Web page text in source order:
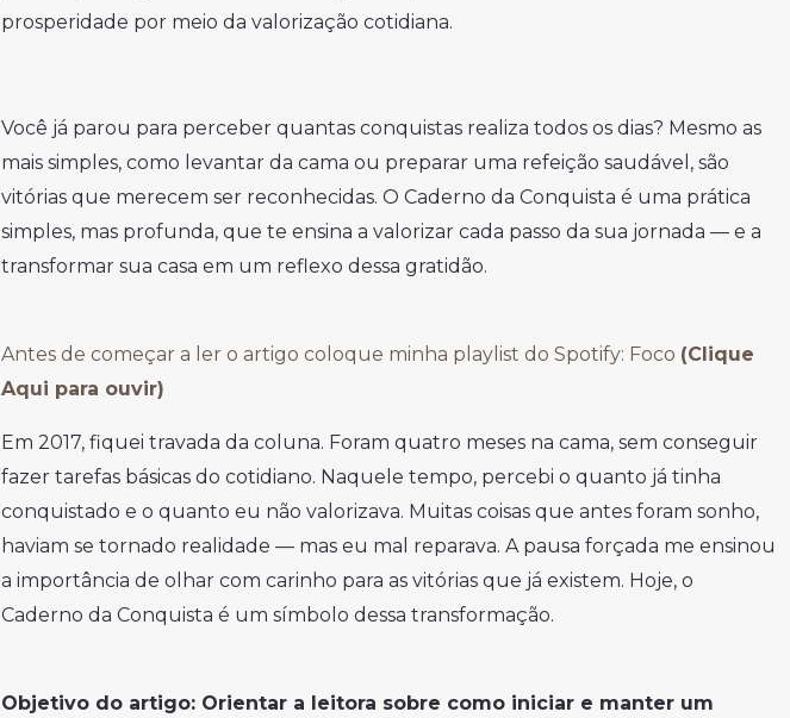
prosperidade por meio da valorização cotidiana.
Você já parou para perceber quantas conquistas realiza todos os dias? Mesmo as
mais simples, como levantar da cama ou preparar uma refeição saudável, são
vitórias que merecem ser reconhecidas. O Caderno da Conquista é uma prática
simples, mas profunda, que te ensina a valorizar cada passo da sua jornada — e a
transformar sua casa em um reflexo dessa gratidão.
Antes de começar a ler o artigo coloque minha playlist do Spotify: Foco (Clique
Aqui para ouvir)
Em 2017, fiquei travada da coluna. Foram quatro meses na cama, sem conseguir
fazer tarefas básicas do cotidiano. Naquele tempo, percebi o quanto já tinha
conquistado e o quanto eu não valorizava. Muitas coisas que antes foram sonho,
haviam se tornado realidade — mas eu mal reparava. A pausa forçada me ensinou
a importância de olhar com carinho para as vitórias que já existem. Hoje, o
Caderno da Conquista é um símbolo dessa transformação.
Objetivo do artigo: Orientar a leitora sobre como iniciar e manter um